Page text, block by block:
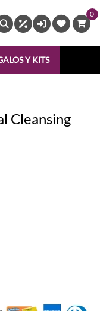
0
Y KITS
Cleansing